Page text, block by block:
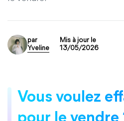
par
Yveline
Mis à jour le
13/05/2026
Vous voulez